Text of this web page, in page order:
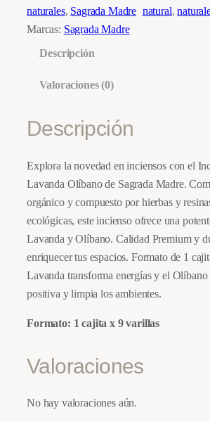
H
i
s
L
v
a
n
d
a
O
l
í
b
n
o
naturales, Sagrada Madre natural,
Marcas: Sagrada Madre
Descripción
Valoraciones (0)
Descripción
Explora la novedad en inciensos con el
Lavanda Olíbano de Sagrada Madre.
orgánico y compuesto por hierbas y
ecológicas, este incienso ofrece una
Lavanda y Olíbano. Calidad Premium y
enriquecer tus espacios. Formato de 1
Lavanda transforma energías y el Olíbano
positiva y limpia los ambientes.
Formato: 1 cajita x 9 varillas
Valoraciones
No hay valoraciones aún.